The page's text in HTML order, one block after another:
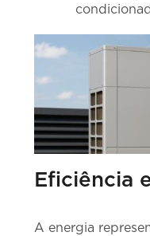
Eficiência
A energia